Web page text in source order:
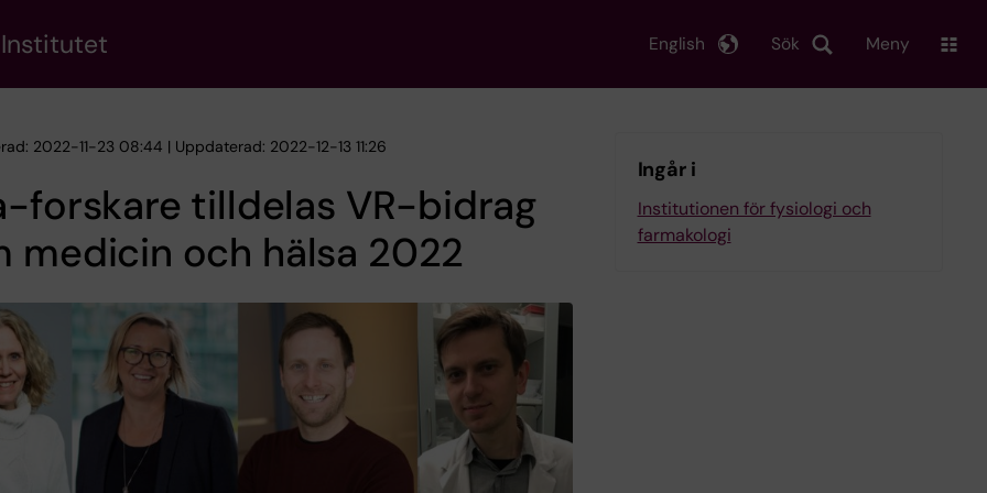
Sök
English Meny
2022-11-23 08:44 | Uppdaterad: 2022-12-13 11:26
forskare tilldelas VR-bidrag
medicin och hälsa 2022
Ingår i
Institutionen för fysiologi och
farmakologi